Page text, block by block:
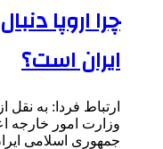
چرا اروپا
ایران است؟
ارتباط فردا: به
وزارت امور خارجه
جمهوری اسلامی